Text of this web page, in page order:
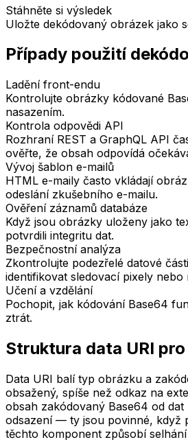
Stáhněte si výsledek
Uložte dekódovaný obrázek jako
Případy použití
Ladění front-endu
Kontrolujte obrázky kódované
nasazením.
Kontrola odpovědi API
Rozhraní REST a GraphQL API
ověřte, že obsah odpovídá
Vývoj šablon e-mailů
HTML e-maily často vkládají
odeslání zkušebního e-mailu.
Ověření záznamů databáze
Když jsou obrázky uloženy jako
potvrdili integritu dat.
Bezpečnostní analýza
Zkontrolujte podezřelé datové
identifikovat sledovací pixely
Učení a vzdělání
Pochopit, jak kódování Base64
ztrát.
Struktura data URI
Data URI balí typ obrázku a
obsažený, spíše než odkaz na
obsah zakódovaný Base64 od
odsazení — ty jsou povinné, když
těchto komponent způsobí